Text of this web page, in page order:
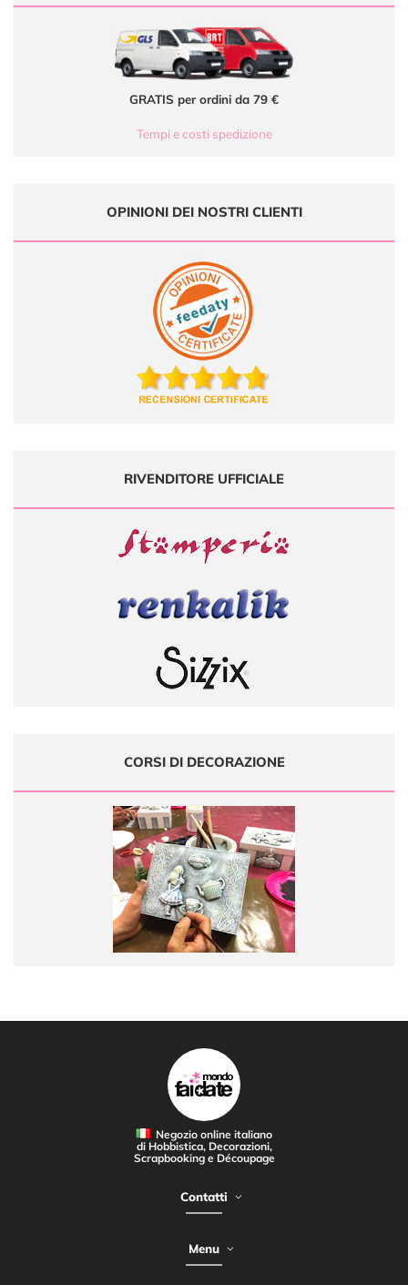
GRATIS per ordini da 79 €
Tempi e costi spedizione
OPINIONI DEI NOSTRI CLIENTI
RIVENDITORE UFFICIALE
CORSI DI DECORAZIONE
Negozio online italiano
di Hobbistica, Decorazioni,
Scrapbooking e Découpage
Contatti
Menu